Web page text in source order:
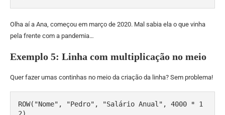
Olha aí a Ana, começou em março de 2020. Mal sabia ela o que vinha
pela frente com a pandemia…
Exemplo 5: Linha com multiplicação no meio
Quer fazer umas continhas no meio da criação da linha? Sem problema!
ROW("Nome", "Pedro", "Salário Anual", 4000 * 1